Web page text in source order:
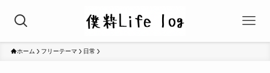
ホーム フリーテーマ 日常